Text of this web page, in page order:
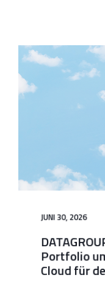
JUNI 30, 2026
Portfolio
Cloud für